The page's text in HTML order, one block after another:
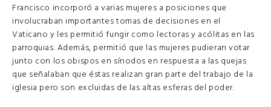
Francisco incorporó a varias mujeres a posiciones que
involucraban importantes tomas de decisiones en el
Vaticano y les permitió fungir como lectoras y acólitas en las
parroquias. Además, permitió que las mujeres pudieran votar
junto con los obispos en sínodos en respuesta a las quejas
que señalaban que éstas realizan gran parte del trabajo de la
iglesia pero son excluidas de las altas esferas del poder.